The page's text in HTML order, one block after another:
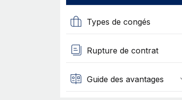
Types de congés
Rupture de contrat
Guide des avantages